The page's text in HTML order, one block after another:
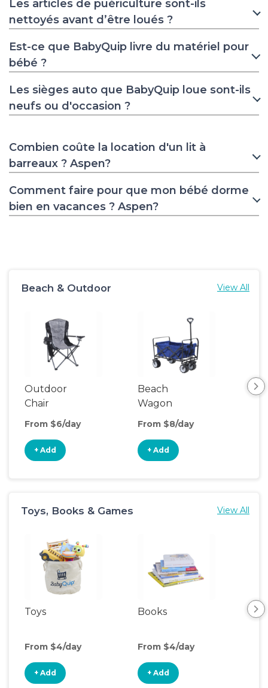
Les articles de puériculture sont-ils
nettoyés avant d’être loués ?
Est-ce que BabyQuip livre du matériel pour
bébé ?
Les sièges auto que BabyQuip loue sont-ils
neufs ou d'occasion ?
Combien coûte la location d'un lit à
barreaux ? Aspen?
Comment faire pour que mon bébé dorme
bien en vacances ? Aspen?
Beach & Outdoor View All
Outdoor
Chair
From $6/day
+ Add
Beach
Wagon
From $8/day
+ Add
Toys, Books & Games View All
Toys
From $4/day
+ Add
Books
From $4/day
+ Add